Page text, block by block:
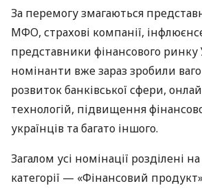
За перемогу змагаються
МФО, страхові компанії,
представники фінансового ринку
номінанти вже зараз зробили
розвиток банківської сфери,
технологій, підвищення
українців та багато іншого.
Загалом усі номінації розділені
категорії — «Фінансовий